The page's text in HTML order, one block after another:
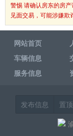
警惕 请确认房东的房
见面交易，可能涉嫌欺
网站首页
车辆信息
服务信息
发布信息 置